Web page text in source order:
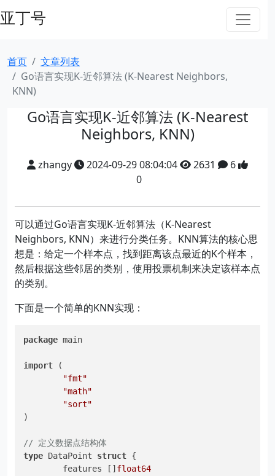
亚丁号
首页
文章列表
Go语言实现K-近邻算法 (K-Nearest Neighbors,
KNN)
Go语言实现K-近邻算法 (K-Nearest
Neighbors, KNN)
zhangy 2024-09-29 08:04:04 2631
6
0
可以通过Go语言实现K-近邻算法（K-Nearest
Neighbors, KNN）来进行分类任务。KNN算法的核心思
想是：给定一个样本点，找到距离该点最近的K个样本，
然后根据这些邻居的类别，使用投票机制来决定该样本点
的类别。
下面是一个简单的KNN实现：
package main
import (
"fmt"
"math"
"sort"
)
// 定义数据点结构体
type DataPoint struct {
	features []
float64